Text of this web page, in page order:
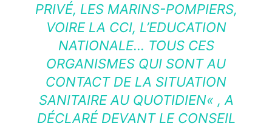
PRIVÉ, LES MARINS-POMPIERS,
VOIRE LA CCI, L’EDUCATION
NATIONALE… TOUS CES
ORGANISMES QUI SONT AU
CONTACT DE LA SITUATION
SANITAIRE AU QUOTIDIEN« , A
DÉCLARÉ DEVANT LE CONSEIL